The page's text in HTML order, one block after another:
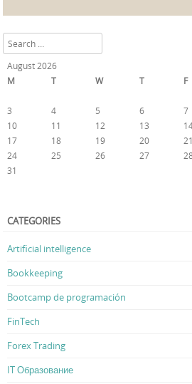
Search
August 2026
M
T W T F
3
4 5 6 7
10
11 12 13
17
18 19 20 21
24
25 26 27
31
CATEGORIES
Artificial intelligence
Bookkeeping
Bootcamp de programación
FinTech
Forex Trading
IT Образование